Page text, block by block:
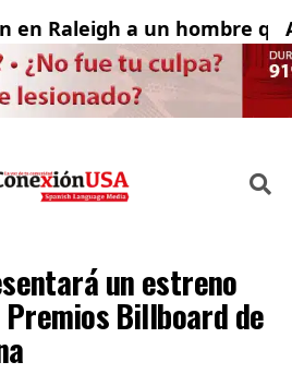
en Raleigh a un hombre
un estreno
Billboard de